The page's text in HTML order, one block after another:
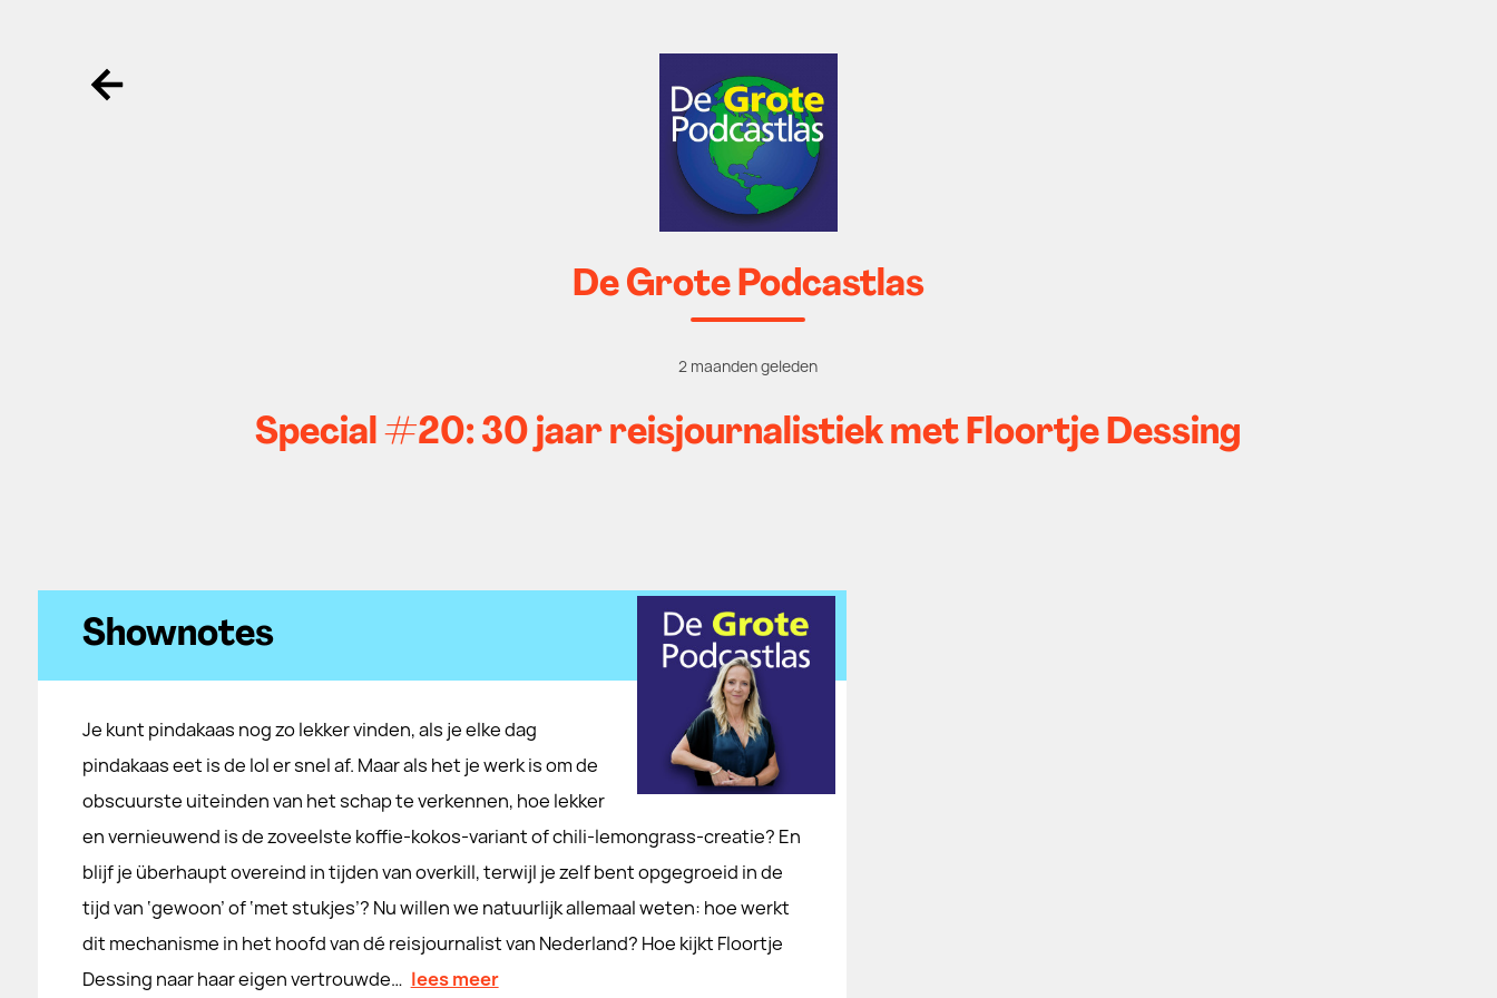
Ga terug
De Grote Podcastlas
2 maanden geleden
Special #20: 30 jaar reisjournalistiek met Floortje Dessing
Shownotes
Je kunt pindakaas nog zo lekker vinden, als je elke dag
pindakaas eet is de lol er snel af. Maar als het je werk is om de
obscuurste uiteinden van het schap te verkennen, hoe lekker
en vernieuwend is de zoveelste koffie-kokos-variant of chili-lemongrass-creatie? En
blijf je überhaupt overeind in tijden van overkill, terwijl je zelf bent opgegroeid in de
tijd van ‘gewoon’ of ‘met stukjes’? Nu willen we natuurlijk allemaal weten: hoe werkt
dit mechanisme in het hoofd van dé reisjournalist van Nederland? Hoe kijkt Floortje
Dessing naar haar eigen vertrouwde… lees meer